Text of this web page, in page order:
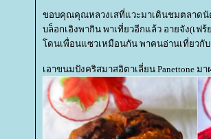
ขอบคุณคุณหลวงเสที่แวะมาเดินชมตลาดนั
บล็อกเอิงพากิน พาเที่ยวอีกแล้ว อายจัง(เฟร้
ดนเพื่อนแซวเหมือนกัน พาคนอ่านเที่ยวกั
เอาขนมปังคริสมาสอิตาเลี่ยน Panettone มา